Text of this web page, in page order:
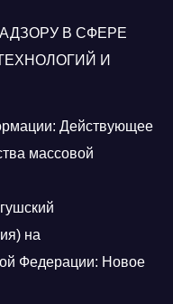
В СФЕРЕ
И
Действующее
массовой
на
Федерации: Новое